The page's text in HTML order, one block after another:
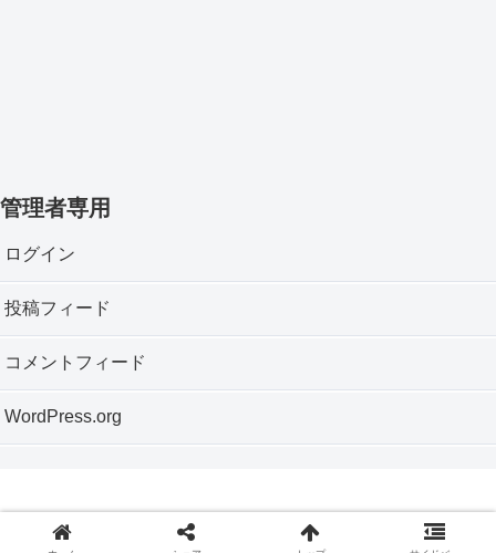
管理者専用
ログイン
投稿フィード
コメントフィード
WordPress.org
Copyright © 2012 神戸垂水おもちゃ箱 All Rights Reserved.